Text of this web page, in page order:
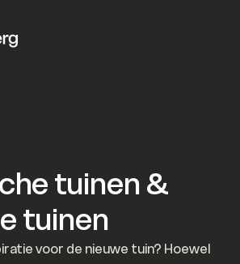
tuinen &
tuinen
voor de nieuwe tuin? Hoewel